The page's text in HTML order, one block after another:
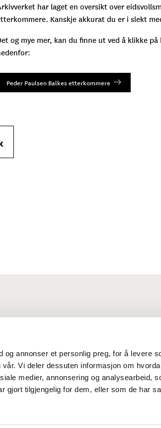
annonser et personlig preg, for å levere
Vi deler dessuten informasjon om
medier, annonsering og analysearbeid,
gjort tilgjengelig for dem, eller som de har
har laget en oversikt over
Kanskje akkurat du er i slekt
og mye mer, kan du finne ut ved å klikke på
Peder Paulsen Balkes etterkommere